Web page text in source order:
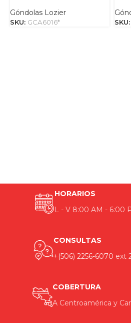
Góndolas Lozier
SKU: GCA6016* SKU:
HORARIOS
L - V 8:00 AM - 6:00
CONSULTAS
+(506) 2256-6070 ext
COBERTURA
A Centroamérica y